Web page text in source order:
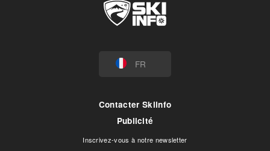
FR
Contacter Skiinfo
Publicité
Inscrivez-vous à notre newsletter